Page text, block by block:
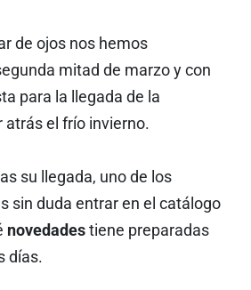
de ojos nos hemos
mitad de marzo y con
para la llegada de la
atrás el frío invierno.
su llegada, uno de los
sin duda entrar en el catálogo
novedades tiene preparadas
días.